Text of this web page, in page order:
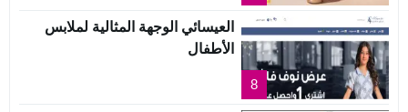
8
العيسائي الوجهة المثالية لملابس
الأطفال